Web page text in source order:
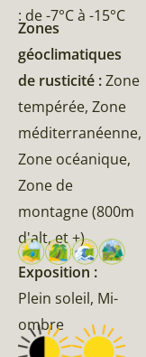
: de -7°C à -15°C
Zones
géoclimatiques
de rusticité :Zone
tempérée, Zone
méditerranéenne,
Zone océanique,
Zone de
montagne (800m
d'alt, et +)
Exposition :
Plein soleil, Mi-
ombre